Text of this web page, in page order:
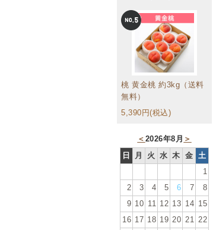
桃 黄金桃 約3kg（送料
無料）
5,390円(税込)
＜ 2026年8月 ＞
日
月 火 水 木 金
土
1
2
3 4 5 6 7
8
9 10 11 12 13 14 15
16 17 18 19 20 21
22